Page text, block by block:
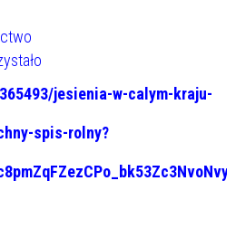
jesienia-w-calym-kraju-
spis-rolny?